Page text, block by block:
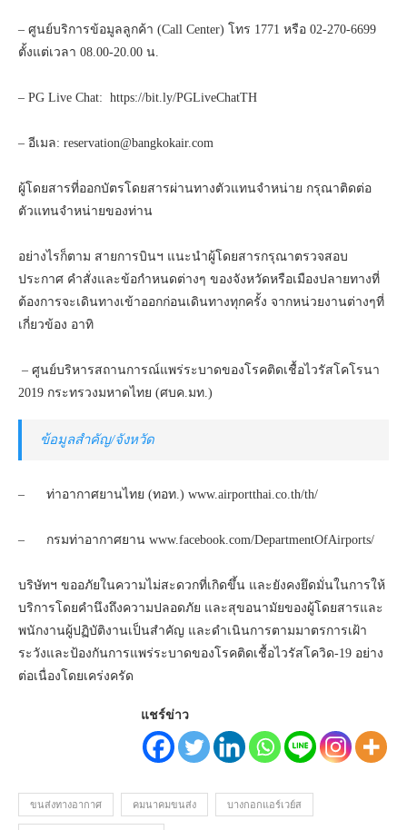
– ศูนย์บริการข้อมูลลูกค้า (Call Center) โทร 1771 หรือ 02-270-6699
ตั้งแต่เวลา 08.00-20.00 น.
– PG Live Chat: https://bit.ly/PGLiveChatTH
– อีเมล: reservation@bangkokair.com
ผู้โดยสารที่ออกบัตรโดยสารผ่านทางตัวแทนจำหน่าย กรุณาติดต่อ
ตัวแทนจำหน่ายของท่าน
อย่างไรก็ตาม สายการบินฯ แนะนำผู้โดยสารกรุณาตรวจสอบ
ประกาศ คำสั่งและข้อกำหนดต่างๆ ของจังหวัดหรือเมืองปลายทางที่
ต้องการจะเดินทางเข้าออกก่อนเดินทางทุกครั้ง จากหน่วยงานต่างๆที่
เกี่ยวข้อง อาทิ
– ศูนย์บริหารสถานการณ์แพร่ระบาดของโรคติดเชื้อไวรัสโคโรนา
2019 กระทรวงมหาดไทย (ศบค.มท.)
ข้อมูลสำคัญ/จังหวัด
– ท่าอากาศยานไทย (ทอท.) www.airportthai.co.th/th/
– กรมท่าอากาศยาน www.facebook.com/DepartmentOfAirports/
บริษัทฯ ขออภัยในความไม่สะดวกที่เกิดขึ้น และยังคงยึดมั่นในการให้
บริการโดยคำนึงถึงความปลอดภัย และสุขอนามัยของผู้โดยสารและ
พนักงานผู้ปฏิบัติงานเป็นสำคัญ และดำเนินการตามมาตรการเฝ้า
ระวังและป้องกันการแพร่ระบาดของโรคติดเชื้อไวรัสโควิด-19 อย่าง
ต่อเนื่องโดยเคร่งครัด
แชร์ข่าว
ขนส่งทางอากาศ คมนาคมขนส่ง บางกอกแอร์เวย์ส